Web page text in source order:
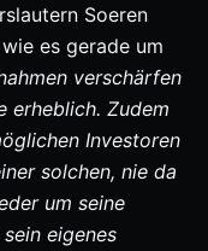
Soeren
es gerade um
verschärfen
erheblich. Zudem
Investoren
solchen, nie da
um seine
eigenes